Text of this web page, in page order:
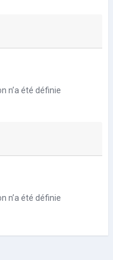
n’a été définie
n’a été définie